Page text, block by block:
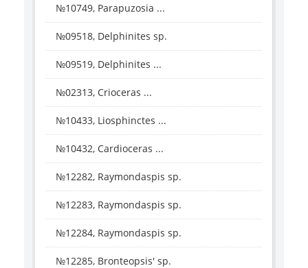
№10749, Parapuzosia ...
№09518, Delphinites sp.
№09519, Delphinites ...
№02313, Crioceras ...
№10433, Liosphinctes ...
№10432, Cardioceras ...
№12282, Raymondaspis sp.
№12283, Raymondaspis sp.
№12284, Raymondaspis sp.
№12285, Bronteopsis' sp.